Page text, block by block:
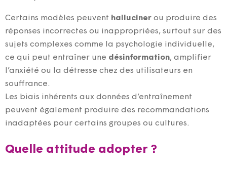
Certains modèles peuvent halluciner ou produire des
réponses incorrectes ou inappropriées, surtout sur des
sujets complexes comme la psychologie individuelle,
ce qui peut entraîner une désinformation, amplifier
l’anxiété ou la détresse chez des utilisateurs en
souffrance.
Les biais inhérents aux données d’entraînement
peuvent également produire des recommandations
inadaptées pour certains groupes ou cultures.
Quelle attitude adopter ?